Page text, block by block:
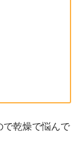
で乾燥で悩んで